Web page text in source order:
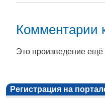
Комментарии
Это произведение
Регистрация на